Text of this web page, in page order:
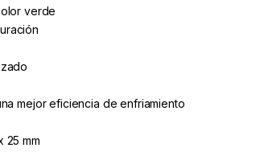
verde
mejor eficiencia de enfriamiento
25 mm